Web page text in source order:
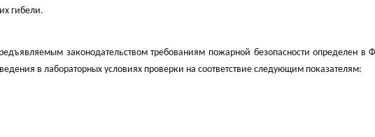
гибели.
законодательством требованиям пожарной безопасности определен
в лабораторных условиях проверки на соответствие следующим показателям: